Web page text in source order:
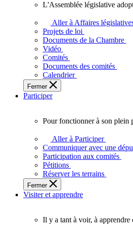
l'Ontario.
législative
adopte
touchent
vie
des
Ontariennes
Ontariens.
L'Assemblée législative
Aller à Affaires
Projets de loi
Documents de la Chambre
Vidéo
Comités
Documents des comités
Calendrier
Fermer
Participer
fonctionner
plein
potentiel,
l'Assemblée
a
besoin
Pour fonctionner à son plein
Aller à Participer
Communiquer avec une
Participation aux comités
Pétitions
Réserver les terrains
Fermer
Visiter et apprendre
Il y a tant à voir, à